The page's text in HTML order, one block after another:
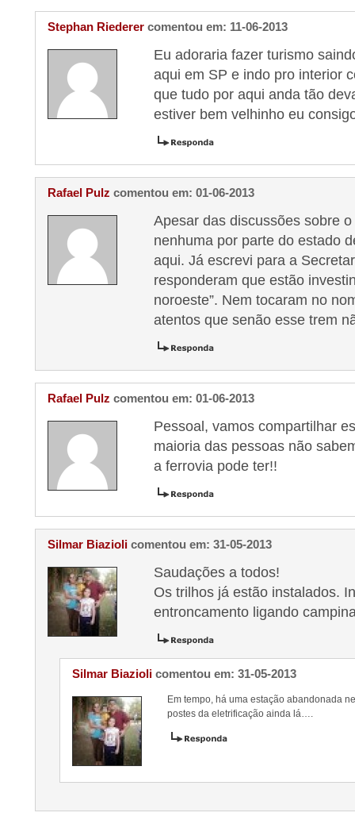
Stephan Riederer comentou em: 11-06-2013
Eu adoraria fazer turismo
aqui em SP e indo pro interior
que tudo por aqui anda tão
estiver bem velhinho eu
Rafael Pulz comentou em: 01-06-2013
Apesar das discussões sobre
nenhuma por parte do estado
aqui. Já escrevi para a
responderam que estão
noroeste”. Nem tocaram no
atentos que senão esse trem
Rafael Pulz comentou em: 01-06-2013
Pessoal, vamos compartilhar
maioria das pessoas não
a ferrovia pode ter!!
Silmar Biazioli comentou em: 31-05-2013
Saudações a todos!
Os trilhos já estão instalados.
entroncamento ligando
Silmar Biazioli comentou em: 31-05-2013
Em tempo, há uma estação abandonada
postes da eletrificação ainda lá….